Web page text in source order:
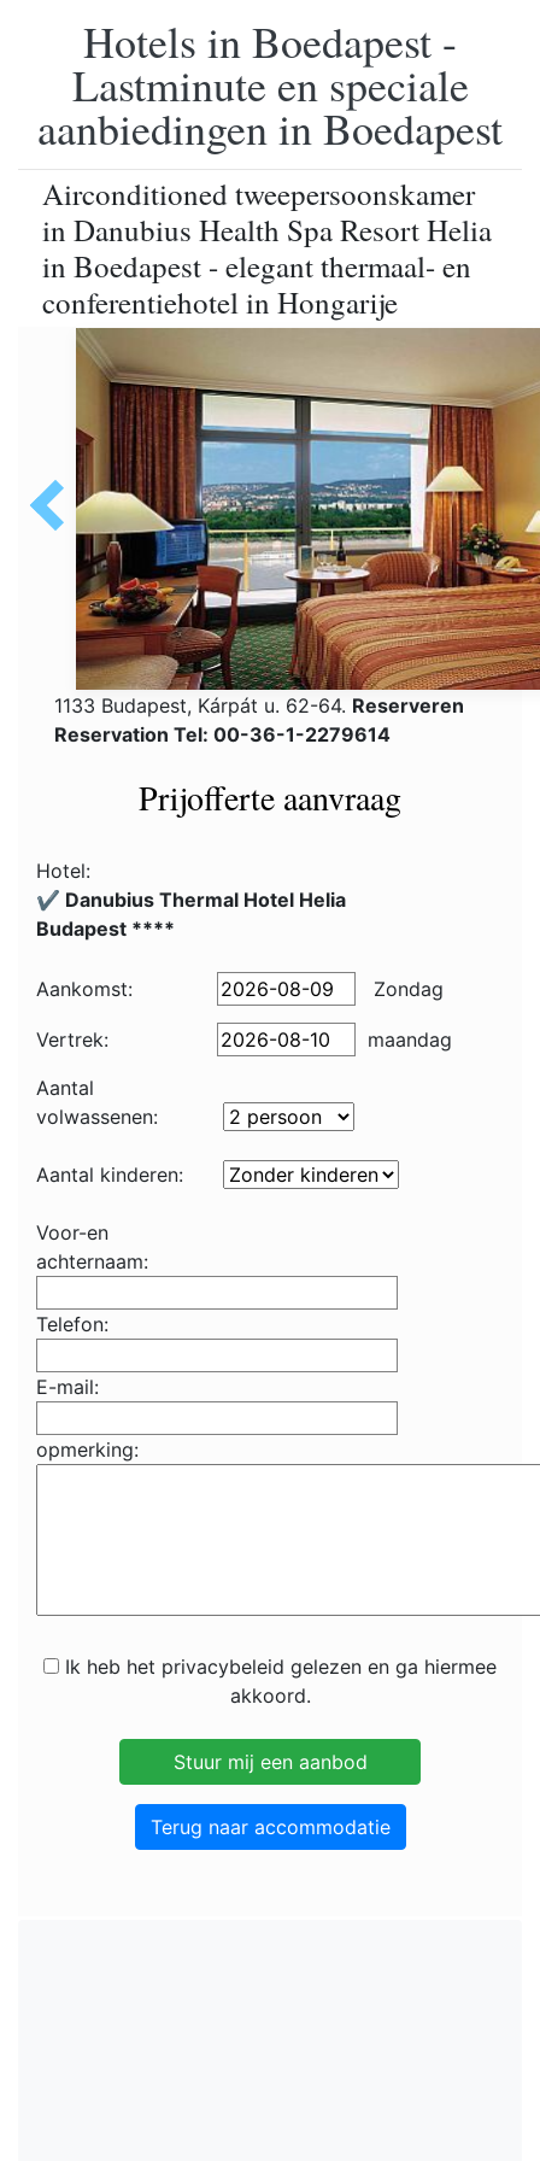
Hotels in Boedapest -
Lastminute en speciale
aanbiedingen in Boedapest
Airconditioned tweepersoonskamer
in Danubius Health Spa Resort Helia
in Boedapest - elegant thermaal- en
conferentiehotel in Hongarije
1133 Budapest, Kárpát u. 62-64. Reserveren
Reservation Tel: 00-36-1-2279614
Prijofferte aanvraag
Hotel:
✔️ Danubius Thermal Hotel Helia
Budapest ****
Aankomst: Zondag
Vertrek:
maandag
Aantal
volwassenen:
Aantal kinderen:
Voor-en
achternaam:
Telefon:
E-mail:
opmerking:
Ik heb het privacybeleid gelezen en ga hiermee
akkoord.
Terug naar accommodatie